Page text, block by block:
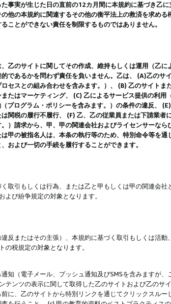
事実が生じた日の直前の12カ月間に本規約に基づき乙
他の本規約に関連するその他の衡平法上の救済を求め
ことができない責任を制限するものではありません。
乙のサイトに関してその作成、維持もしくは運用（乙
であるかを問わず責任を負いません。乙は、 (A)乙のサ
セスとの組み合わせを含みます。）、 (B) 乙のサイト
たはマーケティング、 (C) 乙によるサービス提供の利
プログラム・ポリシーを含みます。）の条件の違反、
関税の履行不履行、 (F) 乙、乙の従業員または下請業
）請求から、甲、甲の関連会社およびライセンサーな
甲の被指名人は、本条の執行等のため、特別命令等を
および一切の手続を履行することができます。
取引もしくは行為、または乙と甲もしくは甲の関連会
び紛争規定の対象となります。
反またはその主張）、本規約に基づく取引もしくは活
の税規定の対象となります。
知（電子メール、プッシュ通知及びSMSを含みますが
テンツの表示に関して取得した乙のサイトおよび乙の
に、乙のサイトから特別リンクを通じてクリックスル